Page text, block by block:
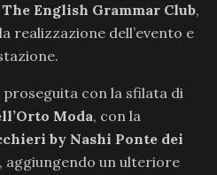
The English Grammar Club,
realizzazione dell’evento e
proseguita con la sfilata di
Moda, con la
by Nashi Ponte dei
, aggiungendo un ulteriore